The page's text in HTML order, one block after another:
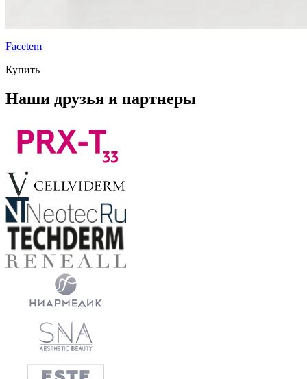
Facetem
Купить
Наши друзья и партнеры